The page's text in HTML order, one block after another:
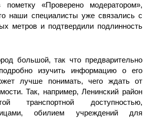
пометку «Проверено модератором»,
наши специалисты уже связались с
метров и подтвердили подлинность
большой, так что предварительно
изучить информацию о его
лучше понимать, чего ждать от
Так, например, Ленинский район
транспортной доступностью,
обилием учреждений для